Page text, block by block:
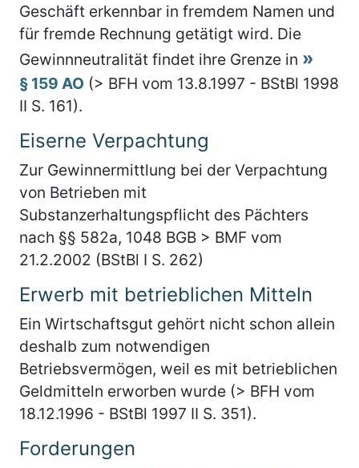
Geschäft erkennbar in fremdem Namen und
für fremde Rechnung getätigt wird. Die
Gewinnneutralität findet ihre Grenze in
§ 159 AO (> BFH vom 13.8.1997 - BStBl 1998
II S. 161).
Eiserne Verpachtung
Zur Gewinnermittlung bei der Verpachtung
von Betrieben mit
Substanzerhaltungspflicht des Pächters
nach §§ 582a, 1048 BGB > BMF vom
21.2.2002 (BStBl I S. 262)
Erwerb mit betrieblichen Mitteln
Ein Wirtschaftsgut gehört nicht schon allein
deshalb zum notwendigen
Betriebsvermögen, weil es mit betrieblichen
Geldmitteln erworben wurde (> BFH vom
18.12.1996 - BStBl 1997 II S. 351).
Forderungen